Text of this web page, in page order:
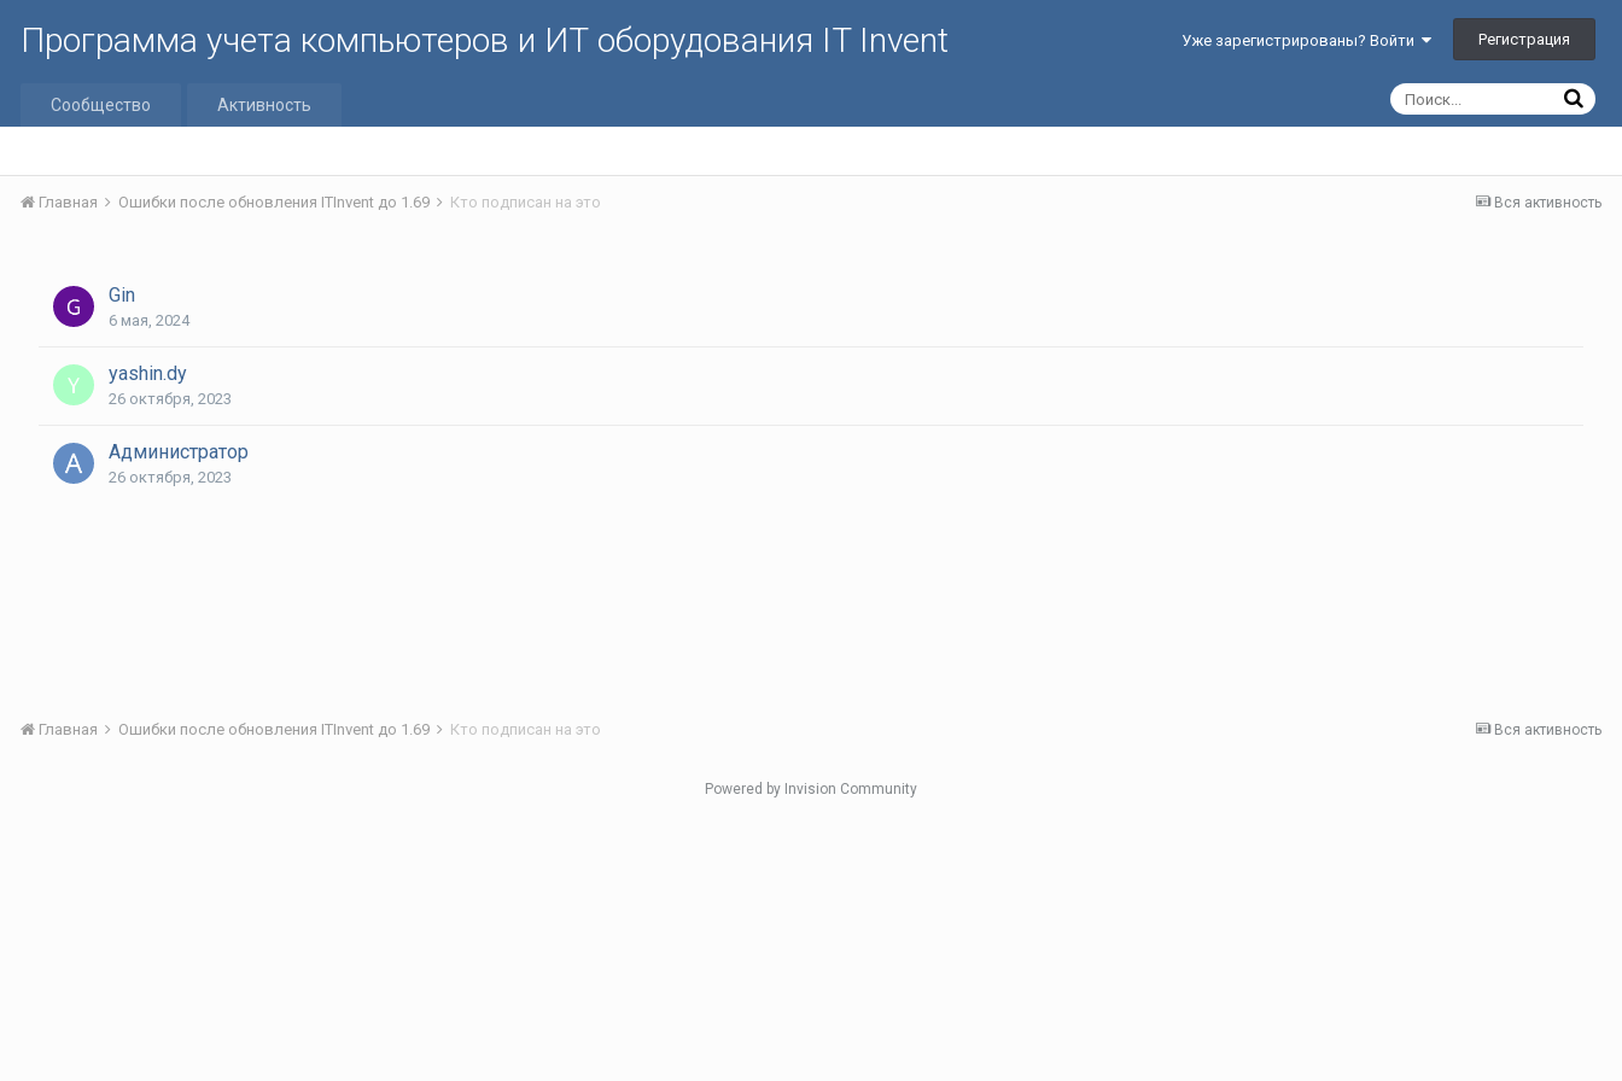
Программа учета компьютеров и ИТ оборудования IT Invent Уже зарегистрированы? Войти Регистрация
Сообщество Активность
Вся активность
Главная Ошибки после обновления ITInvent до 1.69 Кто подписан на это
Gin
6 мая, 2024
yashin.dy
26 октября, 2023
Администратор
26 октября, 2023
Вся активность
Главная Ошибки после обновления ITInvent до 1.69 Кто подписан на это
Powered by Invision Community